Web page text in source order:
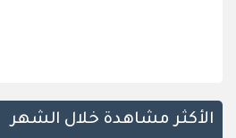
الأكثر مشاهدة خلال الشهر